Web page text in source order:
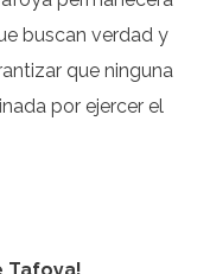
buscan verdad y
que ninguna
por ejercer el
Tafoya!